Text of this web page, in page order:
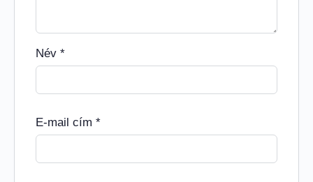
Név *
E-mail cím *